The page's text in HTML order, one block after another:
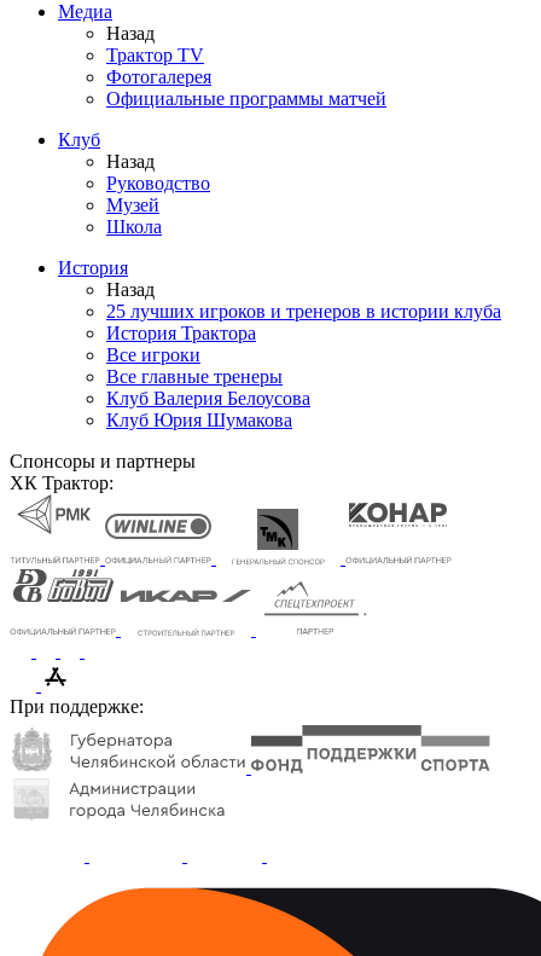
Медиа
Назад
Трактор TV
Фотогалерея
Официальные программы матчей
Клуб
Назад
Руководство
Музей
Школа
История
Назад
25 лучших игроков и тренеров в истории клуба
История Трактора
Все игроки
Все главные тренеры
Клуб Валерия Белоусова
Клуб Юрия Шумакова
Спонсоры и партнеры
ХК Трактор:
При поддержке: